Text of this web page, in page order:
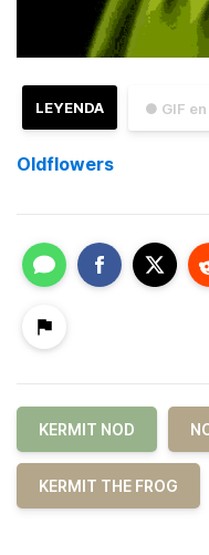
● GIF en
LEYENDA
Oldflowers
KERMIT NOD
KERMIT THE FROG